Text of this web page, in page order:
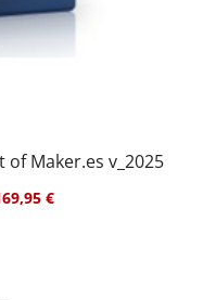
v_2025